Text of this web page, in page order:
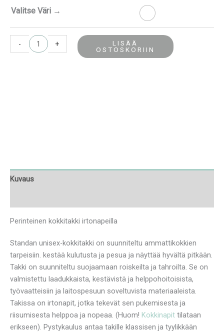
Valitse Väri →
- +
LISÄÄ
OSTOSKORIIN
Kuvaus
Perinteinen kokkitakki irtonapeilla
Standan unisex-kokkitakki on suunniteltu ammattikokkien
tarpeisiin. kestää kulutusta ja pesua ja näyttää hyvältä pitkään.
Takki on suunniteltu suojaamaan roiskeilta ja tahroilta. Se on
valmistettu laadukkaista, kestävistä ja helppohoitoisista,
työvaatteisiin ja laitospesuun soveltuvista materiaaleista.
Takissa on irtonapit, jotka tekevät sen pukemisesta ja
riisumisesta helppoa ja nopeaa. (Huom! Kokkinapit tilataan
erikseen). Pystykaulus antaa takille klassisen ja tyylikkään